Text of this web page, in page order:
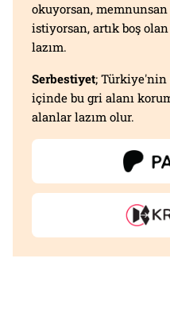
okuyorsan,
istiyorsan, artık boş
lazım.
Serbestiyet; Türkiye'nin
içinde bu gri alanı
alanlar lazım olur.